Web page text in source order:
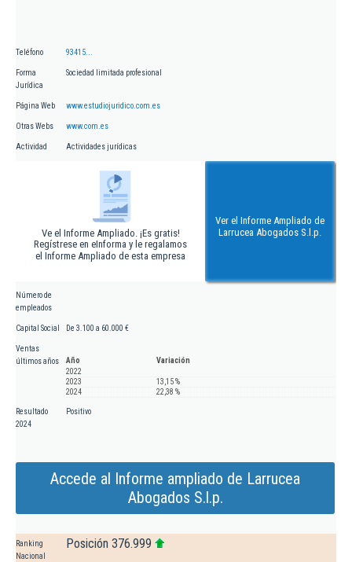
Teléfono 93415...
Forma
Jurídica
Sociedad limitada profesional
Página Web www.estudiojuridico.com.es
Otras Webs www.com.es
Actividad Actividades jurídicas
Ve el Informe Ampliado. ¡Es gratis!
Regístrese en eInforma y le regalamos
el Informe Ampliado de esta empresa
Ver el Informe Ampliado de
Larrucea Abogados S.l.p.
Número de
empleados
Capital Social De 3.100 a 60.000 €
Ventas
últimos años
Año
Variación
2022
2023
13,15 %
2024
22,38 %
Resultado
2024
Positivo
Accede al Informe ampliado de Larrucea
Abogados S.l.p.
Ranking
Nacional
Posición 376.999